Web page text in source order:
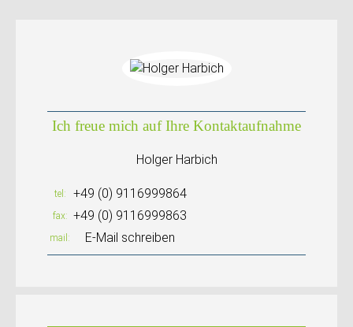
Ich freue mich auf Ihre Kontaktaufnahme
Holger Harbich
tel +49 (0) 9116999864
fax +49 (0) 9116999863
mail E-Mail schreiben